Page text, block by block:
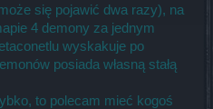
się pojawić dwa razy), na
4 demony za jednym
wyskakuje po
posiada własną stałą
to polecam mieć kogoś